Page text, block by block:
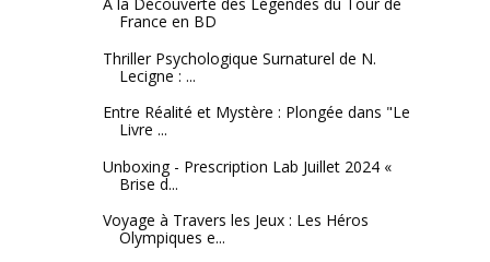
France en BD
Thriller Psychologique Surnaturel de N.
Lecigne : ...
Entre Réalité et Mystère : Plongée dans "Le
Livre ...
Unboxing - Prescription Lab Juillet 2024 «
Brise d...
Voyage à Travers les Jeux : Les Héros
Olympiques e...